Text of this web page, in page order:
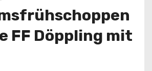
FF Döppling mit